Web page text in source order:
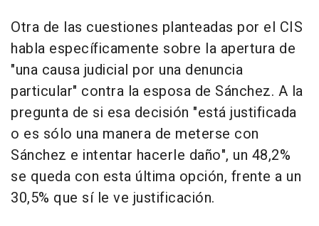
Otra de las cuestiones planteadas por el CIS
habla específicamente sobre la apertura de
"una causa judicial por una denuncia
particular" contra la esposa de Sánchez. A la
pregunta de si esa decisión "está justificada
o es sólo una manera de meterse con
Sánchez e intentar hacerle daño", un 48,2%
se queda con esta última opción, frente a un
30,5% que sí le ve justificación.